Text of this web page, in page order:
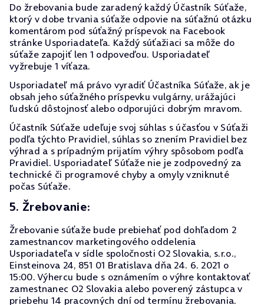
Do žrebovania bude zaradený každý Účastník Súťaže,
ktorý v dobe trvania súťaže odpovie na súťažnú otázku
komentárom pod súťažný príspevok na Facebook
stránke Usporiadateľa. Každý súťažiaci sa môže do
súťaže zapojiť len 1 odpoveďou. Usporiadateľ
vyžrebuje 1 víťaza.
Usporiadateľ má právo vyradiť Účastníka Súťaže, ak je
obsah jeho súťažného príspevku vulgárny, urážajúci
ľudskú dôstojnosť alebo odporujúci dobrým mravom.
Účastník Súťaže udeľuje svoj súhlas s účasťou v Súťaži
podľa týchto Pravidiel, súhlas so znením Pravidiel bez
výhrad a s prípadným prijatím výhry spôsobom podľa
Pravidiel. Usporiadateľ Súťaže nie je zodpovedný za
technické či programové chyby a omyly vzniknuté
počas Súťaže.
5. Žrebovanie:
Žrebovanie súťaže bude prebiehať pod dohľadom 2
zamestnancov marketingového oddelenia
Usporiadateľa v sídle spoločnosti O2 Slovakia, s.r.o.,
Einsteinova 24, 851 01 Bratislava dňa 24. 6. 2021 o
15:00. Výhercu bude s oznámením o výhre kontaktovať
zamestnanec O2 Slovakia alebo poverený zástupca v
priebehu 14 pracovných dní od termínu žrebovania.